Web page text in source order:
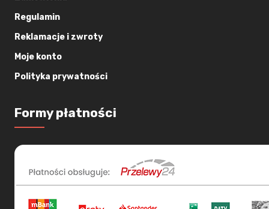
Regulamin
Reklamacje i zwroty
Moje konto
Polityka prywatności
Formy płatności